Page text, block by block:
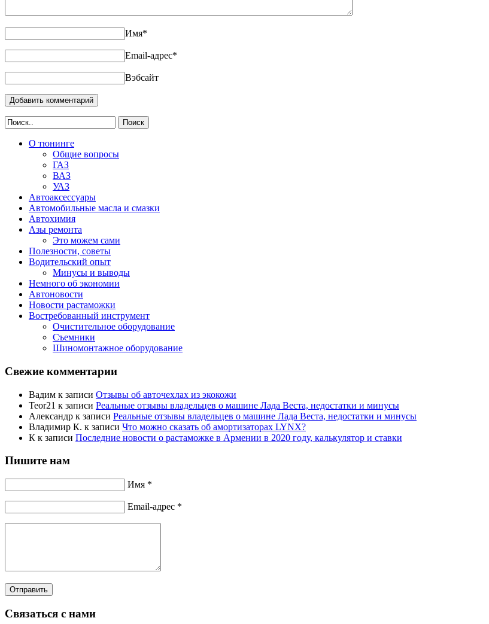
Имя*
Email-адрес*
Вэбсайт
Поиск
О тюнинге
Общие вопросы
ГАЗ
ВАЗ
УАЗ
Автоаксессуары
Автомобильные масла и смазки
Автохимия
Азы ремонта
Это можем сами
Полезности, советы
Водительский опыт
Минусы и выводы
Немного об экономии
Автоновости
Новости растаможки
Востребованный инструмент
Очистительное оборудование
Съемники
Шиномонтажное оборудование
Свежие комментарии
Вадим к записи Отзывы об авточехлах из экокожи
Teor21 к записи Реальные отзывы владельцев о машине Лада Веста, недостатки и минусы
Александр к записи Реальные отзывы владельцев о машине Лада Веста, недостатки и минусы
Владимир К. к записи Что можно сказать об амортизаторах LYNX?
К к записи Последние новости о растаможке в Армении в 2020 году, калькулятор и ставки
Пишите нам
Имя *
Email-адрес *
Отправить
Связаться с нами